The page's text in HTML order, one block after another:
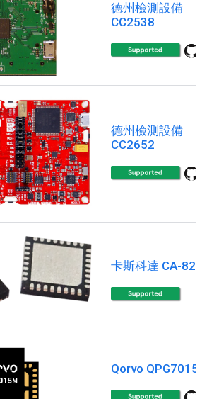
德州檢測設備
CC2538
德州檢測設備
CC2652
卡斯科達 CA-
Qorvo